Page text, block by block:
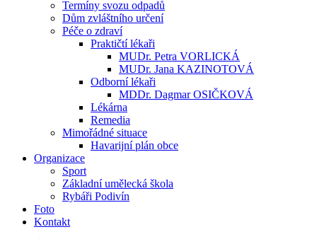
Termíny svozu odpadů
Dům zvláštního určení
Péče o zdraví
Praktičtí lékaři
MUDr. Petra VORLICKÁ
MUDr. Jana KAZINOTOVÁ
Odborní lékaři
MDDr. Dagmar OSIČKOVÁ
Lékárna
Remedia
Mimořádné situace
Havarijní plán obce
Organizace
Sport
Základní umělecká škola
Rybáři Podivín
Foto
Kontakt